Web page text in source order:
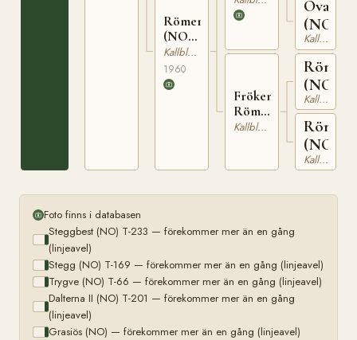
Römersokka
(NO)
T-22113
Kallblodig Travare
1960
Fröken
Römer
(NO)Kallblodig Travare
Ovara
(NO)
Kallblodig Travare
Römer
(NO)
Kallblodig Travare
(NO)
Kallblodig Travare
Foto finns i databasen
Steggbest (NO) T-233 — förekommer mer än en gång
(linjeavel)
Stegg (NO) T-169 — förekommer mer än en gång (linjeavel)
Trygve (NO) T-66 — förekommer mer än en gång (linjeavel)
Dalterna II (NO) T-201 — förekommer mer än en gång
(linjeavel)
Grasiös (NO) — förekommer mer än en gång (linjeavel)